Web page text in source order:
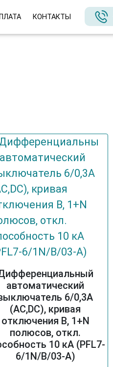
КОНТАКТЫ
автоматический
6/0,3А
(AC,DC), кривая
отключения В, 1+N
полюсов, откл.
10 кА (PFL7-
6/1N/B/03-A)